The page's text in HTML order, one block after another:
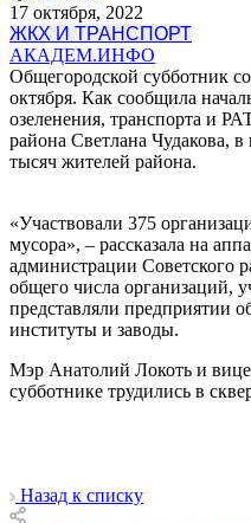
17 октября, 2022
ЖКХ И ТРАНСПОРТ
АКАДЕМ.ИНФО
Общегородской субботник
октября. Как сообщила
озеленения, транспорта и
района Светлана Чудакова,
тысяч жителей района.
«Участвовали 375
мусора», – рассказала на
администрации Советского
общего числа организаций,
представляли предприятии
институты и заводы.
Мэр Анатолий Локоть и
субботнике трудились в
Назад к списку